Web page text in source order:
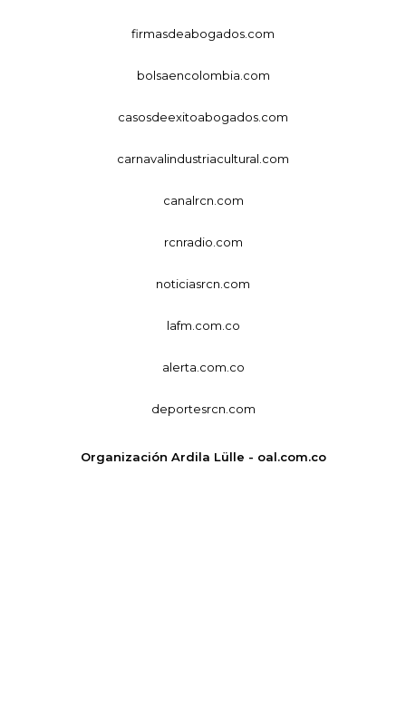
firmasdeabogados.com
bolsaencolombia.com
casosdeexitoabogados.com
carnavalindustriacultural.com
canalrcn.com
rcnradio.com
noticiasrcn.com
lafm.com.co
alerta.com.co
deportesrcn.com
Organización Ardila Lülle - oal.com.co